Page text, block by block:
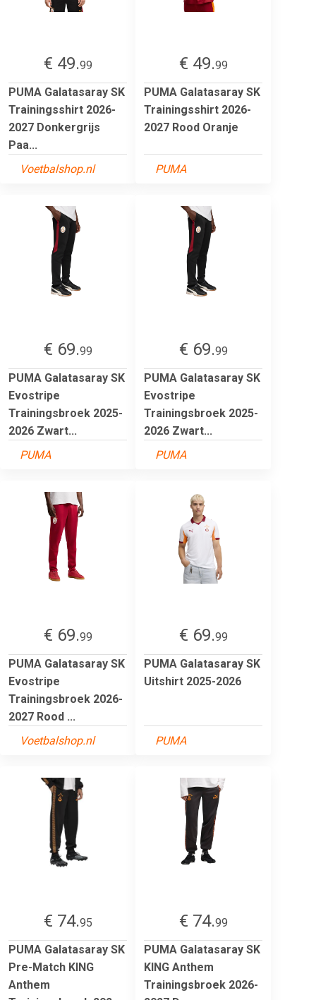
€ 49.99
PUMA Galatasaray SK
Trainingsshirt 2026-
2027 Donkergrijs
Paa...
Voetbalshop.nl
€ 49.99
PUMA Galatasaray SK
Trainingsshirt 2026-
2027 Rood Oranje
PUMA
€ 69.99
PUMA Galatasaray SK
Evostripe
Trainingsbroek 2025-
2026 Zwart...
PUMA
€ 69.99
PUMA Galatasaray SK
Evostripe
Trainingsbroek 2025-
2026 Zwart...
PUMA
€ 69.99
PUMA Galatasaray SK
Evostripe
Trainingsbroek 2026-
2027 Rood ...
Voetbalshop.nl
€ 69.99
PUMA Galatasaray SK
Uitshirt 2025-2026
PUMA
€ 74.95
PUMA Galatasaray SK
Pre-Match KING
Anthem
€ 74.99
PUMA Galatasaray SK
KING Anthem
Trainingsbroek 2026-